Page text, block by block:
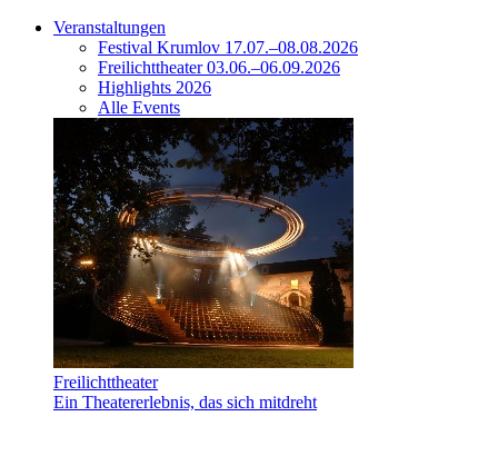
Veranstaltungen
Festival Krumlov 17.07.–08.08.2026
Freilichttheater 03.06.–06.09.2026
Highlights 2026
Alle Events
Freilichttheater
Ein Theatererlebnis, das sich mitdreht